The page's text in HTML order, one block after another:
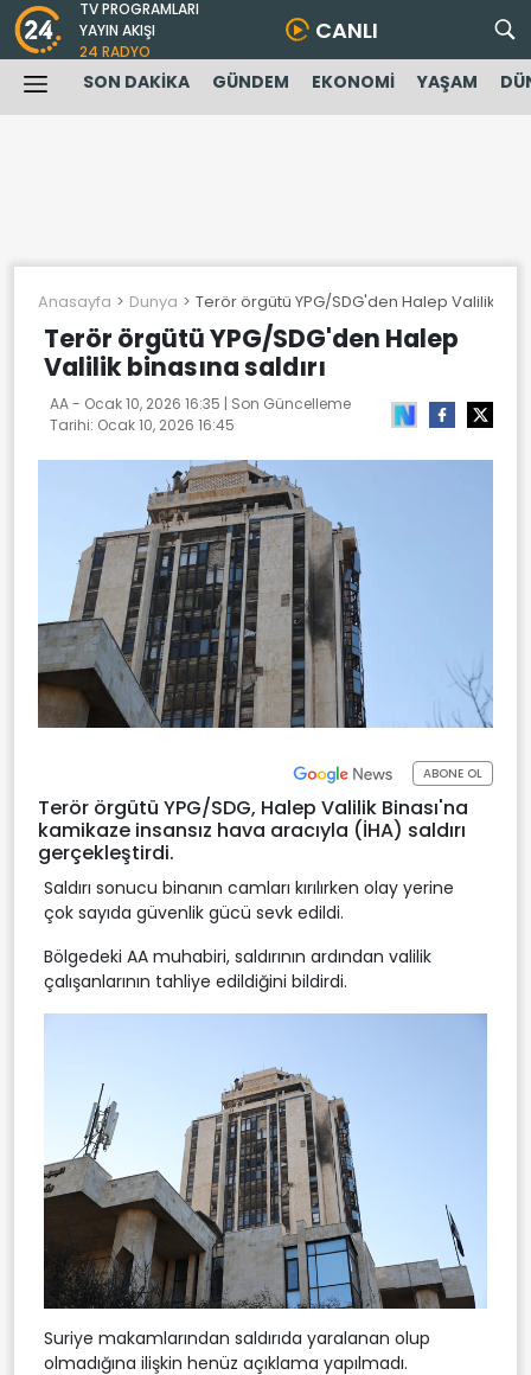
TV PROGRAMLARI
YAYIN AKIŞI
24 RADYO
CANLI
SON DAKİKA GÜNDEM EKONOMİ YAŞAM
Anasayfa Dunya Terör örgütü YPG/SDG'den Halep Valilik
Terör örgütü YPG/SDG'den Halep
Valilik binasına saldırı
AA - Ocak 10, 2026 16:35 | Son Güncelleme
Tarihi: Ocak 10, 2026 16:45
ABONE OL
Terör örgütü YPG/SDG, Halep Valilik Binası'na
kamikaze insansız hava aracıyla (İHA) saldırı
gerçekleştirdi.
Saldırı sonucu binanın camları kırılırken olay yerine
çok sayıda güvenlik gücü sevk edildi.
Bölgedeki AA muhabiri, saldırının ardından valilik
çalışanlarının tahliye edildiğini bildirdi.
Suriye makamlarından saldırıda yaralanan olup
olmadığına ilişkin henüz açıklama yapılmadı.